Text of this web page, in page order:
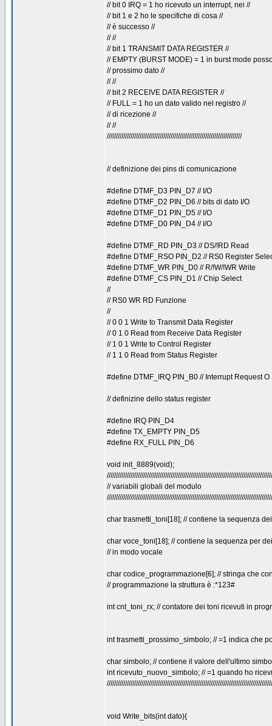
// bit 0 IRQ = 1 ho ricevuto un interrupt, nei //
// bit 1 e 2 ho le specifiche di cosa //
// è successo //
// //
// bit 1 TRANSMIT DATA REGISTER //
// EMPTY (BURST MODE) = 1 in burst mode
// prossimo dato //
// //
// bit 2 RECEIVE DATA REGISTER //
// FULL = 1 ho un dato valido nel registro //
// di ricezione //
// //
//////////////////////////////////////////////////////////////////////////
// definizione dei pins di comunicazione
#define DTMF_D3 PIN_D7 // I/O
#define DTMF_D2 PIN_D6 // bits di dato I/O
#define DTMF_D1 PIN_D5 // I/O
#define DTMF_D0 PIN_D4 // I/O
#define DTMF_RD PIN_D3 // DS/!RD Read
#define DTMF_RSO PIN_D2 // RS0 Register
#define DTMF_WR PIN_D0 // R/!W/!WR Write
#define DTMF_CS PIN_D1 // Chip Select
//
// RS0 WR RD Funzione
//
// 0 0 1 Write to Transmit Data Register
// 0 1 0 Read from Receive Data Register
// 1 0 1 Write to Control Register
// 1 1 0 Read from Status Register
#define DTMF_IRQ PIN_B0 // Interrupt Request O
// definizine dello status register
#define IRQ PIN_D4
#define TX_EMPTY PIN_D5
#define RX_FULL PIN_D6
void init_8889(void);
// variabili globali del modulo
char trasmetti_toni[18]; // contiene la sequenza
char voce_toni[18]; // contiene la sequenza per
// in modo vocale
char codice_programmazione[6]; // stringa che
// programmazione la struttura è :*123#
int cnt_toni_rx; // contatore dei toni ricevuti in
int trasmetti_prossimo_simbolo; // =1 indica che
char simbolo; // contiene il valore dell'ultimo
int ricevuto_nuovo_simbolo; // =1 quando ho
void Write_bits(int dato){